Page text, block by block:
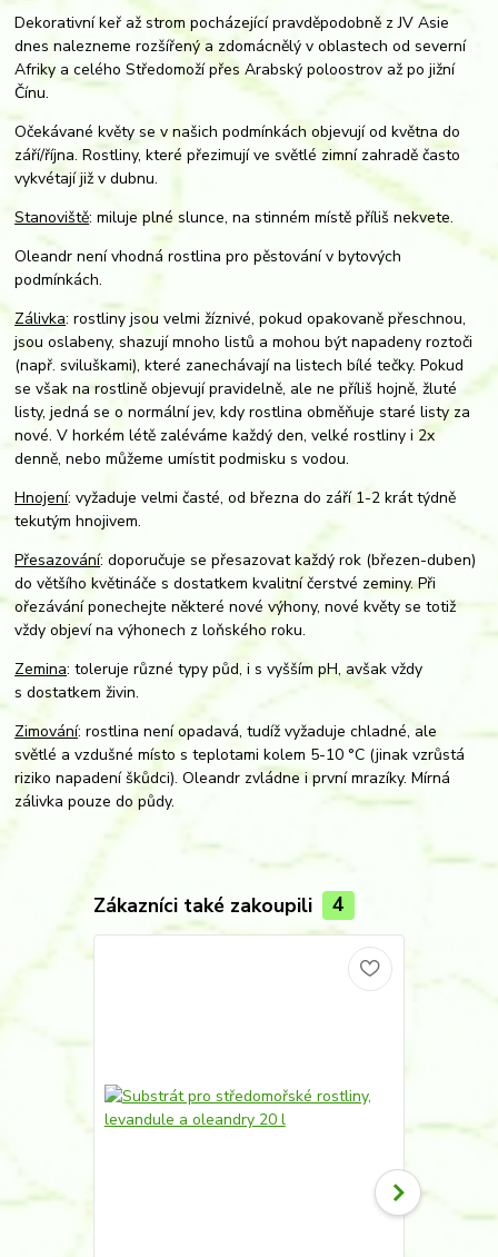
Dekorativní keř až strom pocházející pravděpodobně z JV Asie
dnes nalezneme rozšířený a zdomácnělý v oblastech od severní
Afriky a celého Středomoží přes Arabský poloostrov až po jižní
Čínu.
Očekávané květy se v našich podmínkách objevují od května do
září/října. Rostliny, které přezimují ve světlé zimní zahradě často
vykvétají již v dubnu.
Stanoviště: miluje plné slunce, na stinném místě příliš nekvete.
Oleandr není vhodná rostlina pro pěstování v bytových
podmínkách.
Zálivka: rostliny jsou velmi žíznivé, pokud opakovaně přeschnou,
jsou oslabeny, shazují mnoho listů a mohou být napadeny roztoči
(např. sviluškami), které zanechávají na listech bílé tečky. Pokud
se však na rostlině objevují pravidelně, ale ne příliš hojně, žluté
listy, jedná se o normální jev, kdy rostlina obměňuje staré listy za
nové. V horkém létě zaléváme každý den, velké rostliny i 2x
denně, nebo můžeme umístit podmisku s vodou.
Hnojení: vyžaduje velmi časté, od března do září 1-2 krát týdně
tekutým hnojivem.
Přesazování: doporučuje se přesazovat každý rok (březen-duben)
do většího květináče s dostatkem kvalitní čerstvé zeminy. Při
ořezávání ponechejte některé nové výhony, nové květy se totiž
vždy objeví na výhonech z loňského roku.
Zemina: toleruje různé typy půd, i s vyšším pH, avšak vždy
s dostatkem živin.
Zimování: rostlina není opadavá, tudíž vyžaduje chladné, ale
světlé a vzdušné místo s teplotami kolem 5-10 °C (jinak vzrůstá
riziko napadení škůdci). Oleandr zvládne i první mrazíky. Mírná
zálivka pouze do půdy.
Zákazníci také zakoupili 4